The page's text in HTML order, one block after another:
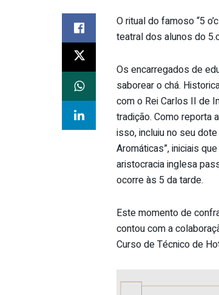
O ritual do famoso “5
teatral dos alunos do
Os encarregados de
saborear o chá.
com o Rei Carlos II de
tradição. Como reporta
isso, incluiu no seu
Aromáticas”, iniciais
aristocracia inglesa
ocorre às 5 da tarde.
Este momento de
contou com a
Curso de Técnico de